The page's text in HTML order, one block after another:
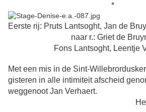
*
Eerste rij: Pruts Lantsoght, Jan de
naar r.: Griet de
Fons Lantsoght, Leentje
Met een mis in de Sint-
gisteren in alle intimiteit afscheid
weggenoot Jan Verhaert.